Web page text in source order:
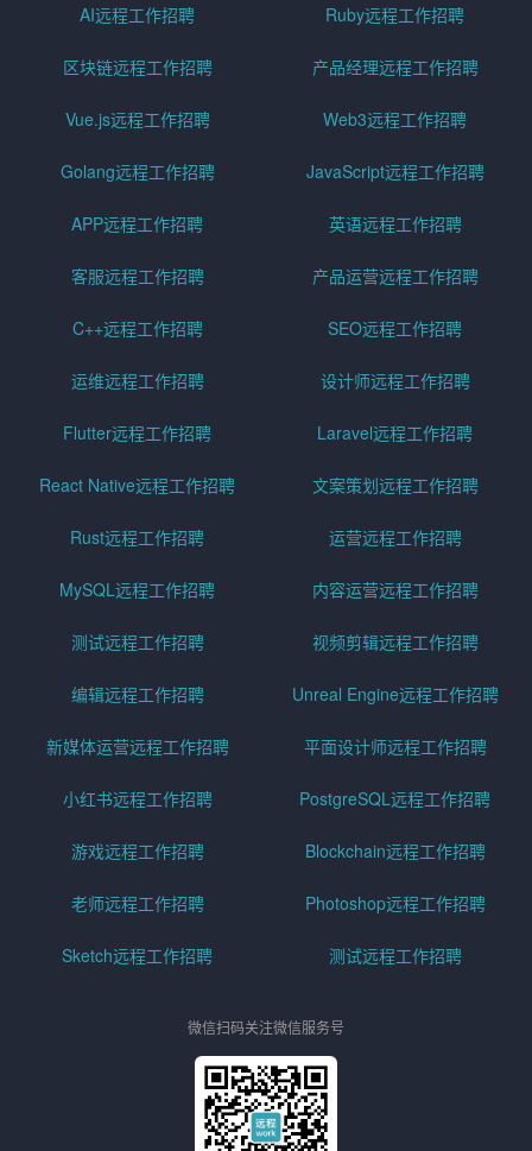
AI远程工作招聘 Ruby远程工作招聘
区块链远程工作招聘 产品经理远程工作招聘
Vue.js远程工作招聘 Web3远程工作招聘
Golang远程工作招聘 JavaScript远程工作招聘
APP远程工作招聘 英语远程工作招聘
客服远程工作招聘 产品运营远程工作招聘
C++远程工作招聘 SEO远程工作招聘
运维远程工作招聘 设计师远程工作招聘
Flutter远程工作招聘 Laravel远程工作招聘
React Native远程工作招聘 文案策划远程工作招聘
Rust远程工作招聘 运营远程工作招聘
MySQL远程工作招聘 内容运营远程工作招聘
测试远程工作招聘 视频剪辑远程工作招聘
编辑远程工作招聘 Unreal Engine远程工作招聘
新媒体运营远程工作招聘 平面设计师远程工作招聘
小红书远程工作招聘 PostgreSQL远程工作招聘
游戏远程工作招聘 Blockchain远程工作招聘
老师远程工作招聘 Photoshop远程工作招聘
Sketch远程工作招聘 测试远程工作招聘
微信扫码关注微信服务号